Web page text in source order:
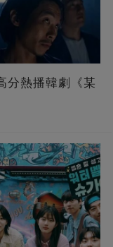
分熱播韓劇《某